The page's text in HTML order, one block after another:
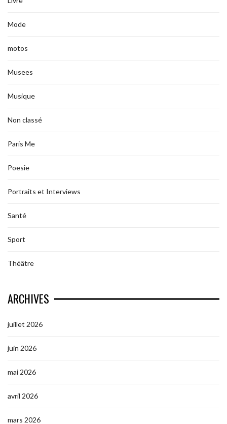
Mode
motos
Musees
Musique
Non classé
Paris Me
Poesie
Portraits et Interviews
Santé
Sport
Théâtre
ARCHIVES
juillet 2026
juin 2026
mai 2026
avril 2026
mars 2026